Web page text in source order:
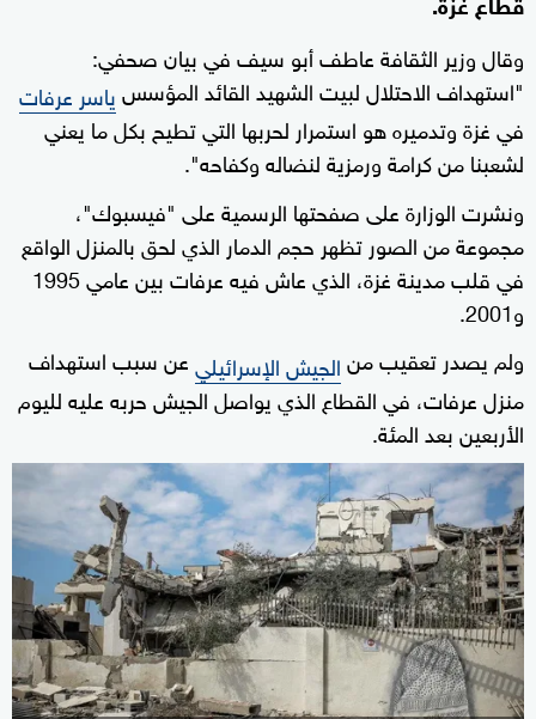
وقال وزير الثقافة عاطف أبو سيف في بيان صحفي:
"استهداف الاحتلال لبيت الشهيد القائد المؤسسياسر عرفات
في غزة وتدميره هو استمرار لحربها التي تطيح بكل ما يعني
لشعبنا من كرامة ورمزية لنضاله وكفاحه".
ونشرت الوزارة على صفحتها الرسمية على "فيسبوك"،
مجموعة من الصور تظهر حجم الدمار الذي لحق بالمنزل الواقع
في قلب مدينة غزة، الذي عاش فيه عرفات بين عامي 1995
و2001.
ولم يصدر تعقيب منالجيش الإسرائيليعن سبب استهداف
منزل عرفات، في القطاع الذي يواصل الجيش حربه عليه لليوم
الأربعين بعد المئة.